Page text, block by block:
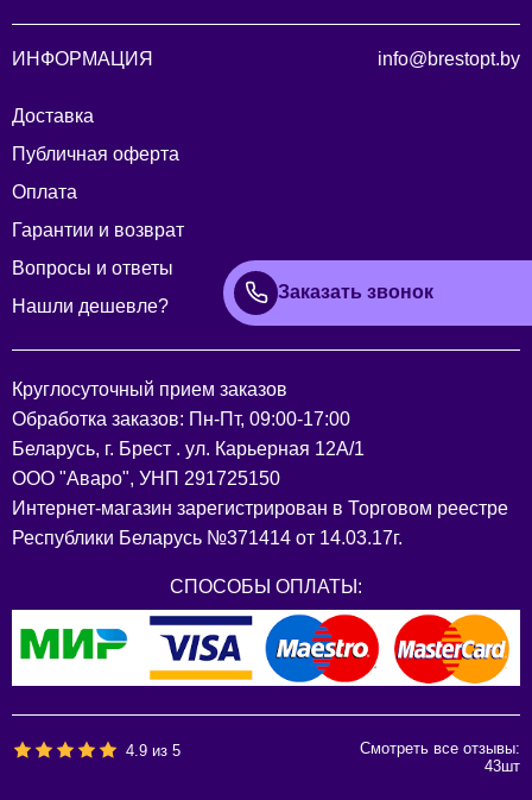
ИНФОРМАЦИЯ
Доставка
Публичная оферта
Оплата
Гарантии и возврат
Вопросы и ответы
Нашли дешевле?
info@brestopt.by
Заказать звонок
Круглосуточный прием заказов
Обработка заказов: Пн-Пт, 09:00-17:00
Беларусь, г. Брест . ул. Карьерная 12А/1
ООО "Аваро", УНП 291725150
Интернет-магазин зарегистрирован в Торговом реестре
Республики Беларусь №371414 от 14.03.17г.
СПОСОБЫ ОПЛАТЫ:
4.9 из5
Смотреть все отзывы:
43шт